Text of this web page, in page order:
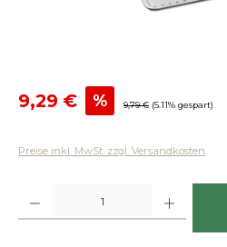
Verkaufspreis:
9,29 € % Regulärer Preis:
9,79 € (5.11% gespart)
Preise inkl. MwSt. zzgl. Versandkosten